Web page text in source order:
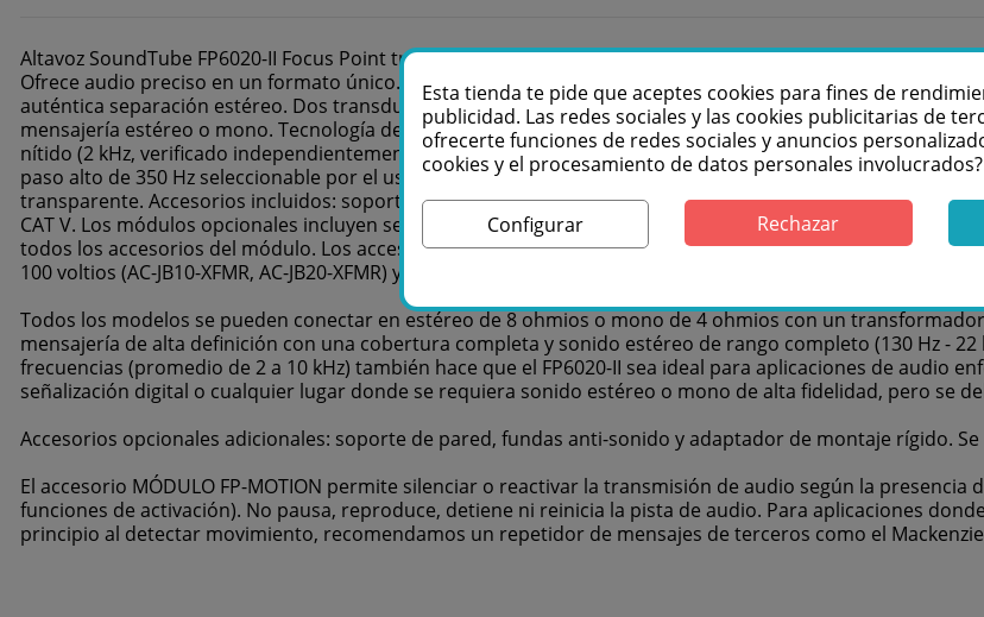
Altavoz SoundTube FP6020-II Focus Point transparente
Ofrece audio preciso en un formato único. Características: La tecnología patentada de control de
auténtica separación estéreo. Dos transductores cóncavos de aluminio de alta excursión de 25 mm (1
mensajería estéreo o mono. Tecnología de caja patentada ZeroReflection ™ para una reproducción de
nítido (2 kHz, verificado independientemente). Domo de polímero transparente PETG moldeado a medida
paso alto de 350 Hz seleccionable por el usuario. Montaje balanceado de un solo punto para instalaciones
transparente. Accesorios incluidos: soporte para colgar, casquillo de montaje y un cable de suspensión
CAT V. Los módulos opcionales incluyen sensor de movimiento (FP-Motion), luz LED (FP-Light) y fuente de
todos los accesorios del módulo. Los accesorios electrónicos opcionales incluyen transformadores de 10
100 voltios (AC-JB10-XFMR, AC-JB20-XFMR) y una unidad de amplificación externa con fuente de
Todos los modelos se pueden conectar en estéreo de 8 ohmios o mono de 4 ohmios con un
mensajería de alta definición con una cobertura completa y sonido estéreo de rango completo (130 Hz -
frecuencias (promedio de 2 a 10 kHz) también hace que el FP6020-II sea ideal para aplicaciones de audio
señalización digital o cualquier lugar donde se requiera sonido estéreo o mono de alta fidelidad, pero se
Accesorios opcionales adicionales: soporte de pared, fundas anti-sonido y adaptador de montaje rígido.
El accesorio MÓDULO FP-MOTION permite silenciar o reactivar la transmisión de audio según la
funciones de activación). No pausa, reproduce, detiene ni reinicia la pista de audio. Para aplicaciones
principio al detectar movimiento, recomendamos un repetidor de mensajes de terceros como el Mackenzie
Esta tienda te pide que aceptes cookies para fines de
publicidad. Las redes sociales y las cookies publicitarias de
ofrecerte funciones de redes sociales y anuncios
cookies y el procesamiento de datos personales involucrados?
Configurar Rechazar